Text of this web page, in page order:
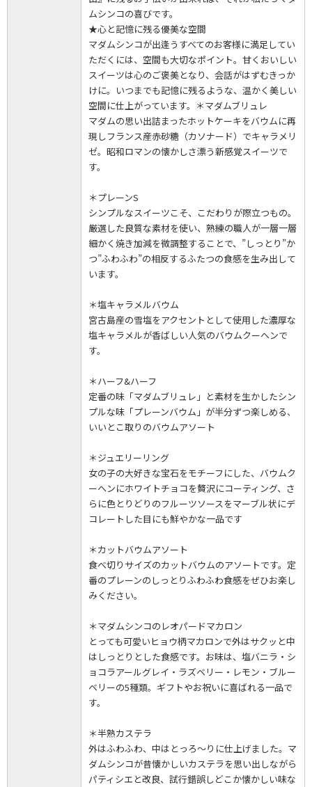
ムシンコの喜びです。
★心と記憶に残る優美な空間
マダムシンコが出逢うすべてのお客様に満足してい
ただくには、空間も大切なポイント。甘くおいしい
スイーツは心のご褒美となり、会話がはずむきっか
けに。いつまでも記憶に残るような、温かく美しい
空間に仕上がっています。＊マダムブリュレ
マダムの思い出詰まったホットケーキをバウムに再
現しフランス産赤砂糖（カソナード）でキャラメリ
ゼ。昭和ロマンの懐かしさ漂う新感覚スイーツで
す。
＊プレーンS
シンプルなスイーツこそ、こだわりが際立つもの。
厳選した良質な素材を使い、熟練の職人が一層一層
細かく焼き加減を微調整することで、”しっとり”か
つ”ふわふわ”の相反するふたつの食感を生み出して
います。
＊塩キャラメルバウム
宮古島産の雪塩をアクセントとして使用した濃厚な
塩キャラメルが香ばしい人気のバウムクーヘンで
す。
＊ハーフ&ハーフ
定番の味「マダムブリュレ」と素材を生かしたシン
プルな味「プレーンバウム」が半分ずつ楽しめる、
いいとこ取りのバウムアソート
＊ジュエリーリング
女の子の大好きな宝石をモチーフにした、バウムク
ーヘンにホワイトチョコを贅沢にコーティング、さ
らに色とりどりのフルーツソースをマーブル状にデ
コレートした目にも鮮やかな一品です
＊カットバウムアソート
食べ切りサイズのカットバウムのアソートです。定
番のプレーンのしっとりふわふわ食感をぜひお楽し
みください。
＊マダムシンコのレオパードマカロン
とっても可愛いヒョウ柄マカロンで外はサクッと中
はしっとりとした食感です。お味は、塩バニラ・シ
ョコラアールグレイ・ラズベリー・レモン・ブルー
ベリーの5種類。ギフトやお祝いに喜ばれる一品で
す。
＊半熟カステラ
外はふわふわ、中はとっろ～りに仕上げました。マ
ダムシンコが昔懐かしいカステラを思い出しながら
パティシエと改良、試行錯誤しどこか懐かしい味な